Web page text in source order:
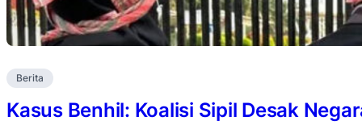
Berita
Kasus Benhil: Koalisi Sipil Desak